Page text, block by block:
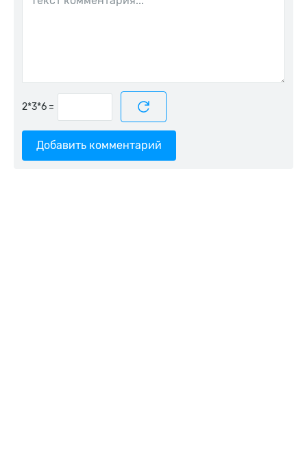
=
Добавить комментарий